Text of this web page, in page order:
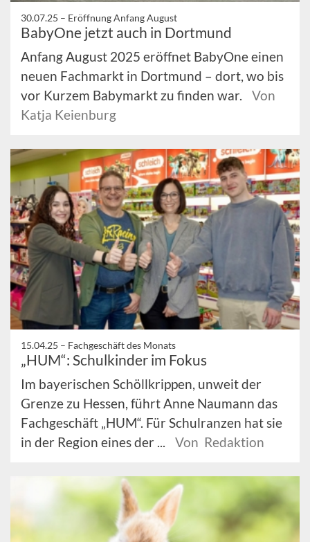
30.07.25 – Eröffnung Anfang August
BabyOne jetzt auch in Dortmund
Anfang August 2025 eröffnet BabyOne einen
neuen Fachmarkt in Dortmund – dort, wo bis
vor Kurzem Babymarkt zu finden war.
Von
Katja Keienburg
15.04.25 – Fachgeschäft des Monats
„HUM“: Schulkinder im Fokus
Im bayerischen Schöllkrippen, unweit der
Grenze zu Hessen, führt Anne Naumann das
Fachgeschäft „HUM“. Für Schulranzen hat sie
in der Region eines der ...
Von Redaktion